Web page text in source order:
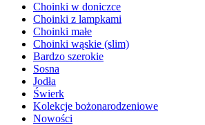
Choinki w doniczce
Choinki z lampkami
Choinki małe
Choinki wąskie (slim)
Bardzo szerokie
Sosna
Jodła
Świerk
Kolekcje bożonarodzeniowe
Nowości